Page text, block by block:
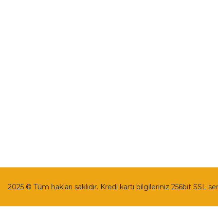
2025 © Tüm hakları saklıdır. Kredi kartı bilgileriniz 256bit SSL